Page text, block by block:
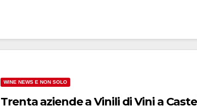
WINE NEWS E NON SOLO
Trenta aziende a Vinili di Vini a